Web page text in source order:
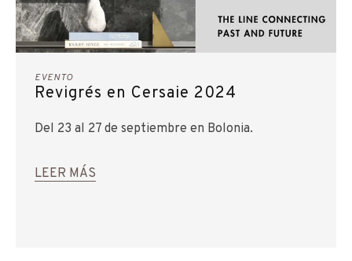
EVENTO
Revigrés en Cersaie 2024
Del 23 al 27 de septiembre en Bolonia.
LEER MÁS